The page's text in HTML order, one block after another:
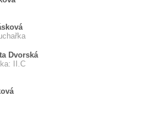
Dvorská
II.C